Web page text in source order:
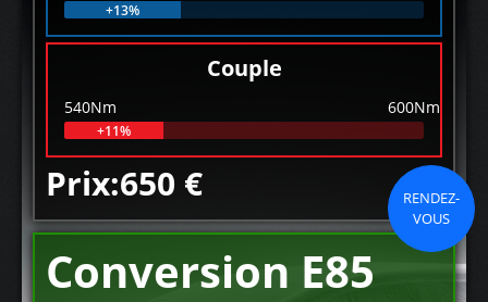
+13%
Couple
540Nm 600Nm
+11%
Prix:650 €
RENDEZ-
VOUS
Conversion E85